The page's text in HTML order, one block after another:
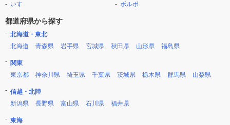
いすゞ
ボルボ
都道府県から探す
北海道・東北
北海道
青森県 岩手県 宮城県 秋田県 山形県 福島県
関東
東京都
神奈川県 埼玉県 千葉県 茨城県 栃木県 群馬県 山梨県
信越・北陸
新潟県
長野県 富山県 石川県 福井県
東海